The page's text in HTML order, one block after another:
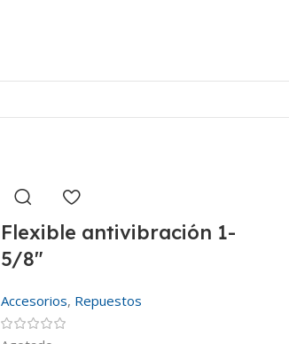
Flexible antivibración 1-
5/8″
Accesorios, Repuestos